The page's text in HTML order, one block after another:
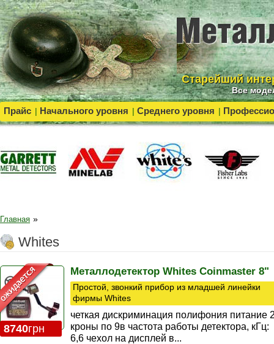
Cтарейший
Все
Прайс | Начального уровня | Среднего уровня |
Главная »
Whites
8740грн
Металлодетектор Whites Coinmaster 8"
Простой, звонкий прибор из младшей линейки
фирмы Whites
четкая дискриминация полифония питание
кроны по 9в частота работы детектора, кГц:
6,6 чехол на дисплей в...